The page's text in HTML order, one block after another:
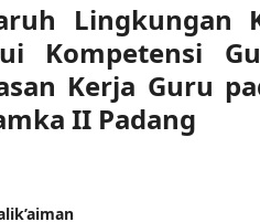
Lingkungan
Kompetensi
Kerja Guru
II Padang